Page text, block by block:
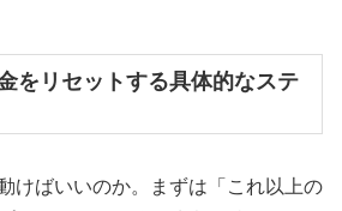
をリセットする具体的なステ
けばいいのか。まずは「これ以上の